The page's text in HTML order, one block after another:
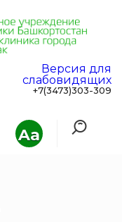
Aa
Версия для
слабовидящих
+7(3473)303-309